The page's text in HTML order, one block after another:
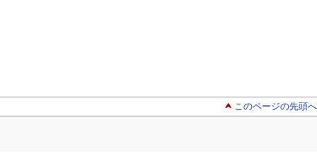
このページの先頭へ